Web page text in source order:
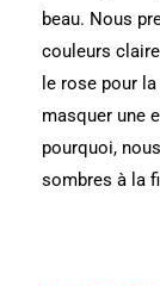
beau. Nous
couleurs
le rose pour
masquer une
pourquoi,
sombres à la